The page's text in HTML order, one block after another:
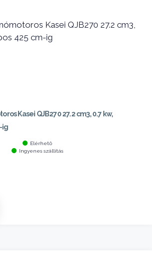
Kasei QJB270 27.2 cm3, 0.7 kw,
ig
Elérhető
Ingyenes szállítás